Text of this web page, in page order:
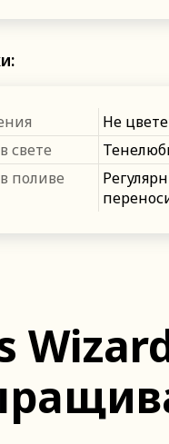
Не
свете
поливе